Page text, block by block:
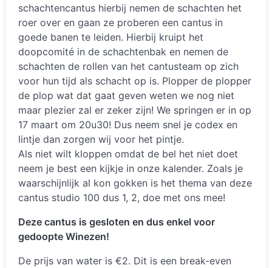
schachtencantus hierbij nemen de schachten het
roer over en gaan ze proberen een cantus in
goede banen te leiden. Hierbij kruipt het
doopcomité in de schachtenbak en nemen de
schachten de rollen van het cantusteam op zich
voor hun tijd als schacht op is. Plopper de plopper
de plop wat dat gaat geven weten we nog niet
maar plezier zal er zeker zijn! We springen er in op
17 maart om 20u30! Dus neem snel je codex en
lintje dan zorgen wij voor het pintje.
Als niet wilt kloppen omdat de bel het niet doet
neem je best een kijkje in onze kalender. Zoals je
waarschijnlijk al kon gokken is het thema van deze
cantus studio 100 dus 1, 2, doe met ons mee!
Deze cantus is gesloten en dus enkel voor
gedoopte Winezen!
De prijs van water is €2. Dit is een break-even